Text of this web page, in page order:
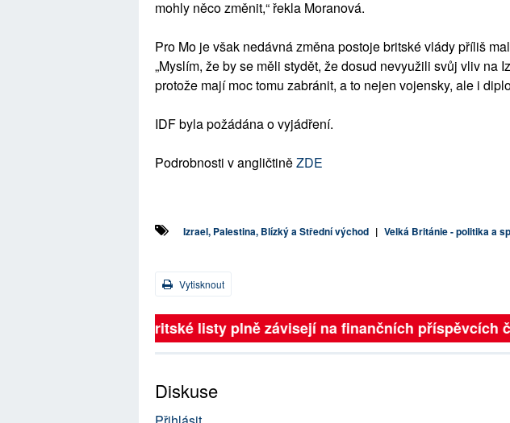
mohly něco změnit,“ řekla Moranová.
Pro Mo je však nedávná změna postoje britské vlády příliš
„Myslím, že by se měli stydět, že dosud nevyužili svůj vliv na
protože mají moc tomu zabránit, a to nejen vojensky, ale i
IDF byla požádána o vyjádření.
Podrobnosti v angličtiněZDE
Izrael, Palestina, Blízký a Střední východ | Velká Británie - politika a
Vytisknout
Britské listy plně závisejí na finančních příspěvcích
Diskuse